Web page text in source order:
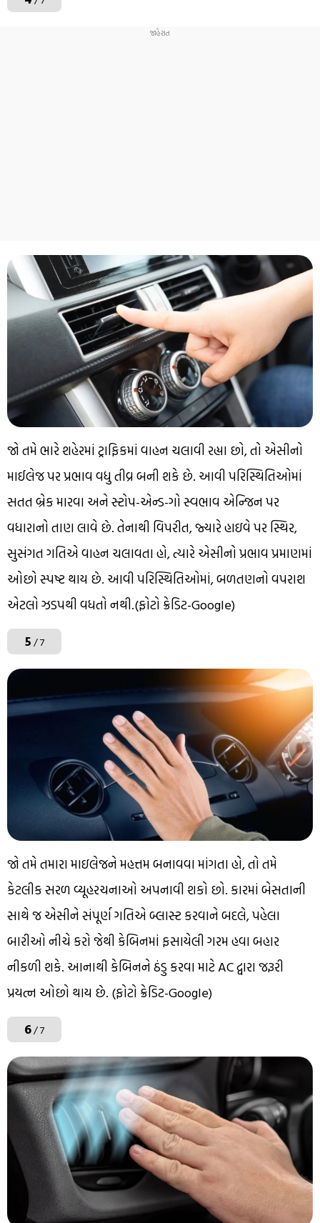
જો તમે ભારે શહેરમાં ટ્રાફિકમાં વાહન ચલાવી રહ્યા છો, તો એસીનો
માઈલેજ પર પ્રભાવ વધુ તીવ્ર બની શકે છે. આવી પરિસ્થિતિઓમાં
સતત બ્રેક મારવા અને સ્ટોપ-એન્ડ-ગો સ્વભાવ એન્જિન પર
વધારાનો તાણ લાવે છે. તેનાથી વિપરીત, જ્યારે હાઇવે પર સ્થિર,
સુસંગત ગતિએ વાહન ચલાવતા હો, ત્યારે એસીનો પ્રભાવ પ્રમાણમાં
ઓછો સ્પષ્ટ થાય છે. આવી પરિસ્થિતિઓમાં, બળતણનો વપરાશ
એટલો ઝડપથી વધતો નથી.(ફોટો ક્રેડિટ-Google)
5/ 7
જો તમે તમારા માઇલેજને મહત્તમ બનાવવા માંગતા હો, તો તમે
કેટલીક સરળ વ્યૂહરચનાઓ અપનાવી શકો છો. કારમાં બેસતાની
સાથે જ એસીને સંપૂર્ણ ગતિએ બ્લાસ્ટ કરવાને બદલે, પહેલા
બારીઓ નીચે કરો જેથી કેબિનમાં ફસાયેલી ગરમ હવા બહાર
નીકળી શકે. આનાથી કેબિનને ઠંડુ કરવા માટે AC દ્વારા જરૂરી
પ્રયત્ન ઓછો થાય છે. (ફોટો ક્રેડિટ-Google)
6/ 7